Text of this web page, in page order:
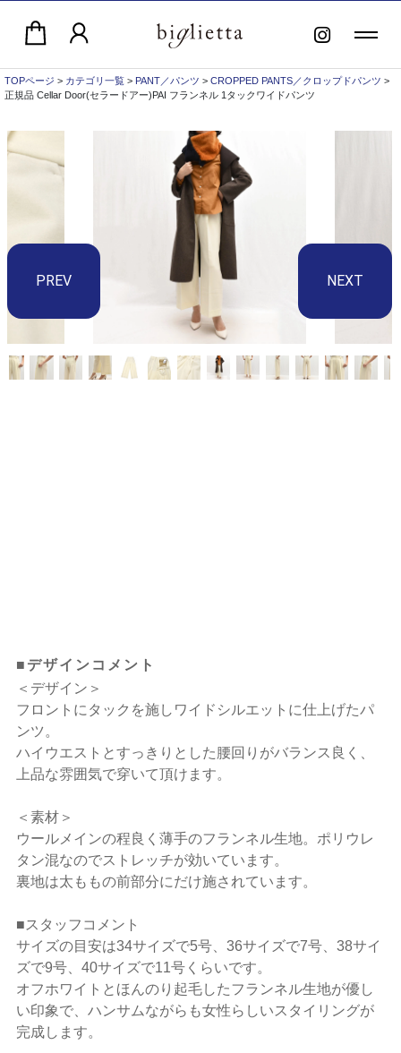
TOPページ > カテゴリ一覧 > PANT／パンツ > CROPPED PANTS／クロップドパンツ >
正規品 Cellar Door(セラードアー)PAI フランネル 1タックワイドパンツ
■デザインコメント
＜デザイン＞
フロントにタックを施しワイドシルエットに仕上げたパ
ンツ。
ハイウエストとすっきりとした腰回りがバランス良く、
上品な雰囲気で穿いて頂けます。
＜素材＞
ウールメインの程良く薄手のフランネル生地。ポリウレ
タン混なのでストレッチが効いています。
裏地は太ももの前部分にだけ施されています。
■スタッフコメント
サイズの目安は34サイズで5号、36サイズで7号、38サイ
ズで9号、40サイズで11号くらいです。
オフホワイトとほんのり起毛したフランネル生地が優し
い印象で、ハンサムながらも女性らしいスタイリングが
完成します。